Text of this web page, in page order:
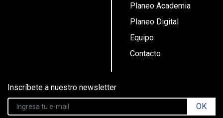
Planeo Academia
Planeo Digital
Equipo
Contacto
Inscríbete a nuestro newsletter
OK